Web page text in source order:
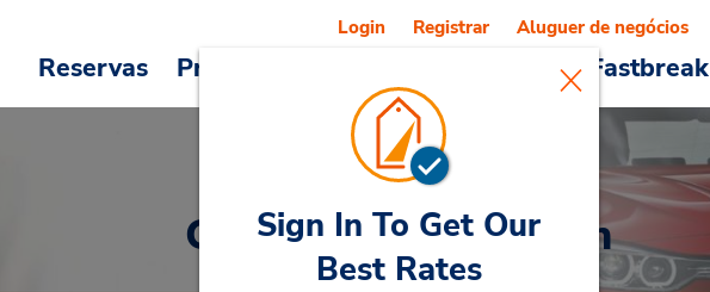
Reservas Promoções Veículos e serviços Fastbreak
Login Registrar Aluguer de negócios
Car Rental Aberdeen
Sign In To Get Our
Best Rates